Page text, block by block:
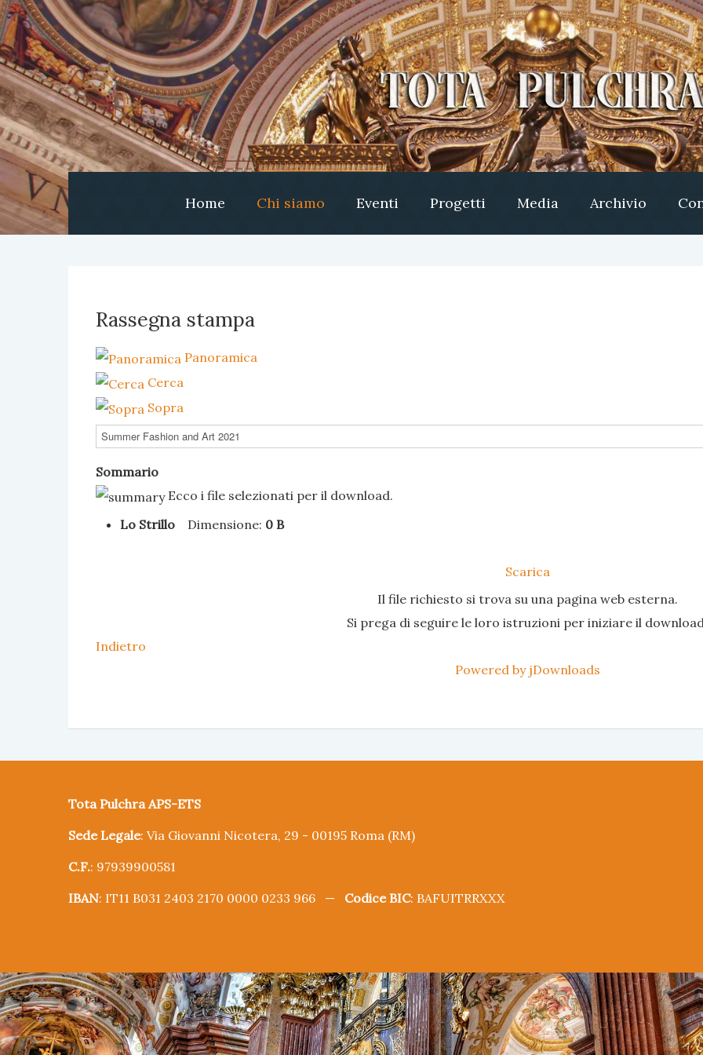
Home Chi siamo Eventi Progetti Media Archivio
Rassegna stampa
Panoramica
Cerca
Sopra
Sommario
Ecco i file selezionati per il download.
Lo Strillo Dimensione: 0 B
Scarica
Il file richiesto si trova su una pagina web esterna.
Si prega di seguire le loro istruzioni per iniziare il
Indietro
Powered by jDownloads
Tota Pulchra APS-ETS
Sede Legale: Via Giovanni Nicotera, 29 - 00195 Roma (RM)
C.F.: 97939900581
IBAN: IT11 B031 2403 2170 0000 0233 966 — Codice BIC: BAFUITRRXXX